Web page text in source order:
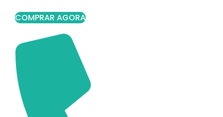
COMPRAR AGORA